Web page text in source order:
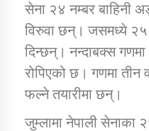
सामाजिक
सेना २४ नम्बर बाहिनी
विरुवा छन्। जसमध्ये
दिन्छन्। नन्दाबक्स
रोपिएको छ। गणमा तीन
फल्ने तयारीमा छन्।
जुम्लामा नेपाली सेनाका